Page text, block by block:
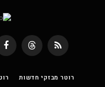
RSS
Threads
רוטר מבזקי חדשות